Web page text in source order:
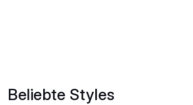
Beliebte Styles